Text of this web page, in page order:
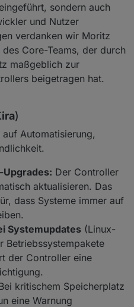
sondern auch
und Nutzer
verdanken wir Moritz
Core-Teams, der durch
maßgeblich zur
beigetragen hat.
)
Automatisierung,
Der Controller
aktualisieren. Das
dass Systeme immer auf
Systemupdates (Linux-
Betriebssystempakete
der Controller eine
kritischem Speicherplatz
eine Warnung